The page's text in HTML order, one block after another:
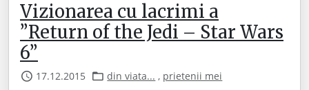
Vizionarea cu lacrimi a
”Return of the Jedi – Star Wars
6”
17.12.2015 din viata... , prietenii mei